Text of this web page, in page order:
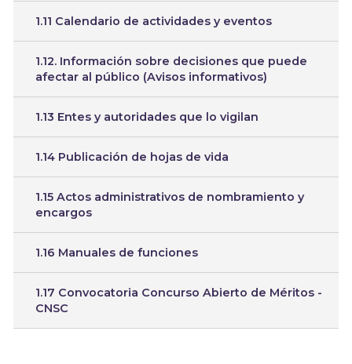
1.11 Calendario de actividades y eventos
1.12. Información sobre decisiones que puede
afectar al público (Avisos informativos)
1.13 Entes y autoridades que lo vigilan
1.14 Publicación de hojas de vida
1.15 Actos administrativos de nombramiento y
encargos
1.16 Manuales de funciones
1.17 Convocatoria Concurso Abierto de Méritos -
CNSC